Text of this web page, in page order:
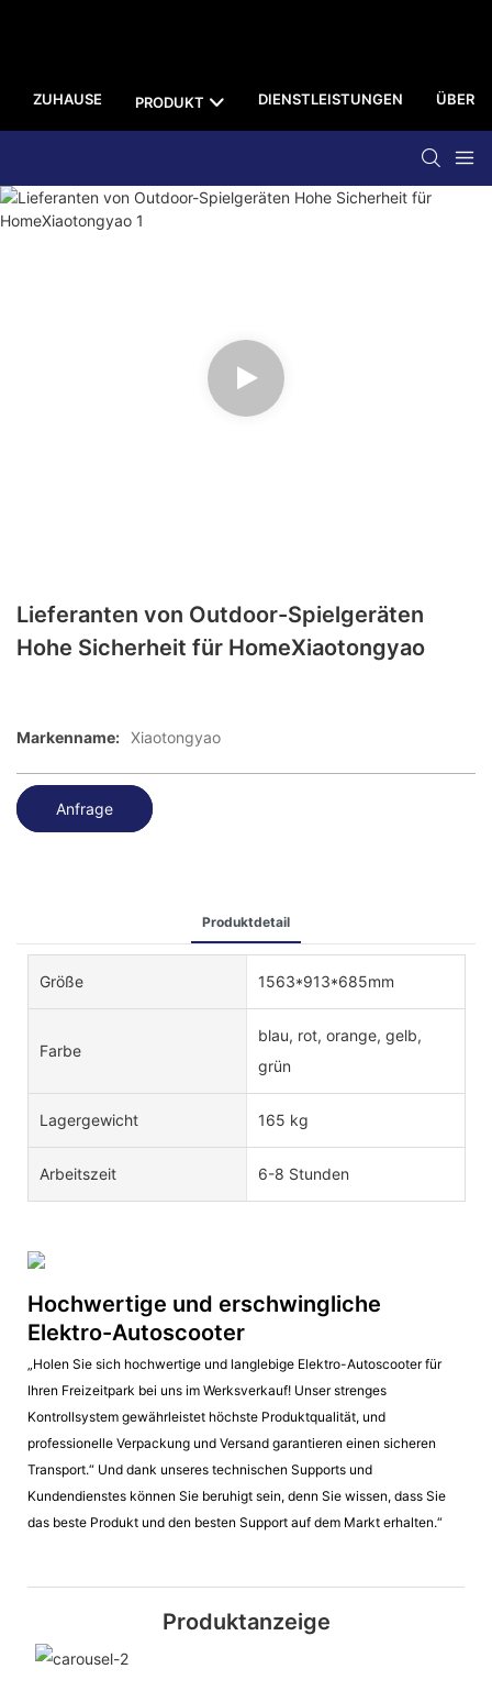
ZUHAUSE PRODUKT DIENSTLEISTUNGEN ÜBER
Lieferanten von Outdoor-Spielgeräten
Hohe Sicherheit für HomeXiaotongyao
Markenname: Xiaotongyao
Anfrage
Produktdetail
Größe 1563*913*685mm
Farbe
blau, rot, orange, gelb,
grün
Lagergewicht 165 kg
Arbeitszeit 6-8 Stunden
Hochwertige und erschwingliche
Elektro-Autoscooter
„Holen Sie sich hochwertige und langlebige Elektro-Autoscooter für
Ihren Freizeitpark bei uns im Werksverkauf! Unser strenges
Kontrollsystem gewährleistet höchste Produktqualität, und
professionelle Verpackung und Versand garantieren einen sicheren
Transport.“ Und dank unseres technischen Supports und
Kundendienstes können Sie beruhigt sein, denn Sie wissen, dass Sie
das beste Produkt und den besten Support auf dem Markt erhalten.“
Produktanzeige